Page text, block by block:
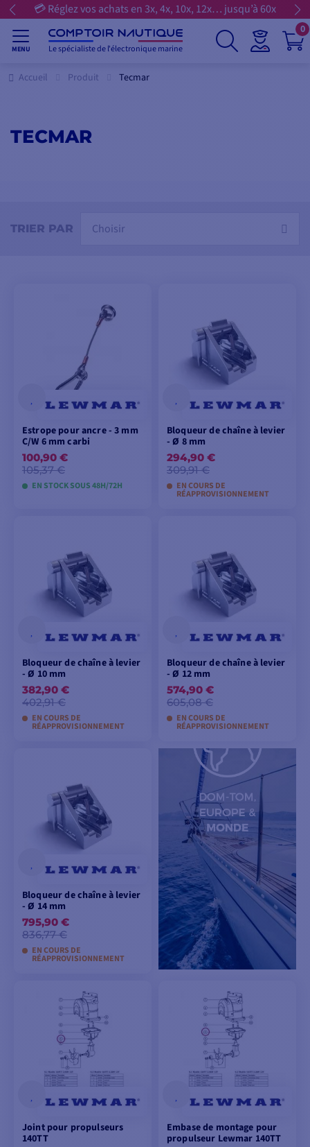
💳 Réglez vos achats en 3x, 4x, 10x, 12x… jusqu’à 60x
MENU Le spécialiste de l'électronique marine
0
Accueil Produit Tecmar
TECMAR
TRIER PAR Choisir
Estrope pour ancre - 3 mm
C/W 6 mm carbi
100,90 €
105,37 €
EN STOCK SOUS 48H/72H
PANIER
Bloqueur de chaîne à levier
- Ø 8 mm
294,90 €
309,91 €
EN COURS DE
RÉAPPROVISIONNEMENT
PANIER
Bloqueur de chaîne à levier
- Ø 10 mm
382,90 €
402,91 €
EN COURS DE
RÉAPPROVISIONNEMENT
PANIER
Bloqueur de chaîne à levier
- Ø 12 mm
574,90 €
605,08 €
EN COURS DE
RÉAPPROVISIONNEMENT
AJOUTER AU
PANIER
Bloqueur de chaîne à levier
- Ø 14 mm
795,90 €
836,77 €
EN COURS DE
RÉAPPROVISIONNEMENT
AJOUTER AU
PANIER
Joint pour propulseurs
140TT
Embase de montage pour
propulseur Lewmar 140TT